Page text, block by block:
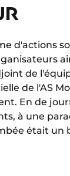
d'actions
de
de l'AS
En de
à une
était un